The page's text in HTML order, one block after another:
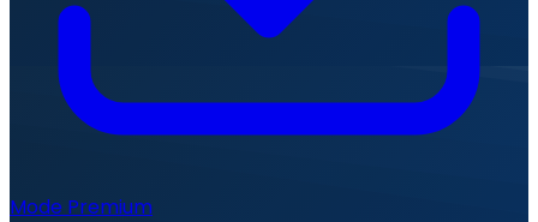
Mode Premium